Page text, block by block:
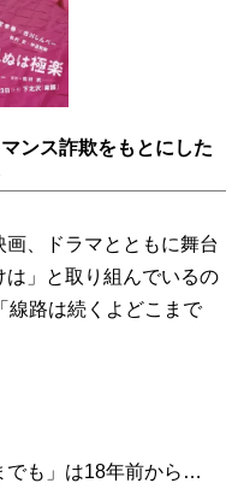
ンス詐欺をもとにした
、ドラマとともに舞台
」と取り組んでいるの
線路は続くよどこまで
も」は18年前から…